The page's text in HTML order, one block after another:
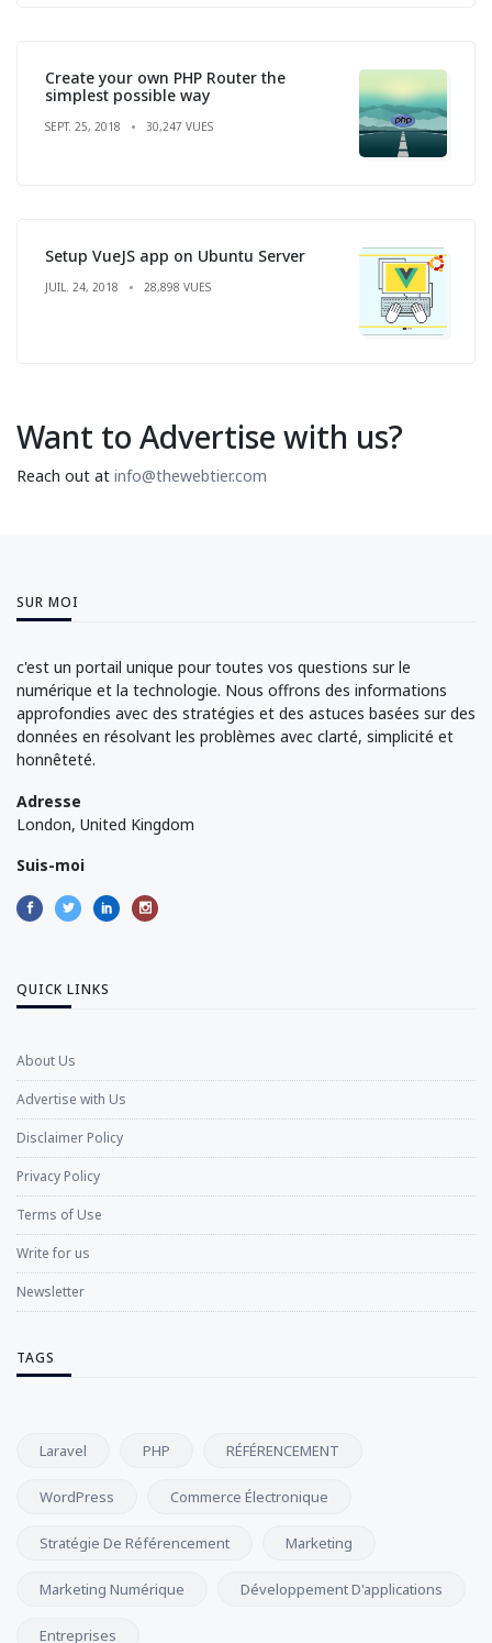
Create your own PHP Router the
simplest possible way
SEPT. 25, 2018 30,247 VUES
Setup VueJS app on Ubuntu Server
JUIL. 24, 2018 28,898 VUES
Want to Advertise with us?
Reach out at info@thewebtier.com
SUR MOI
c'est un portail unique pour toutes vos questions sur le
numérique et la technologie. Nous offrons des informations
approfondies avec des stratégies et des astuces basées sur des
données en résolvant les problèmes avec clarté, simplicité et
honnêteté.
Adresse
London, United Kingdom
Suis-moi
QUICK LINKS
About Us
Advertise with Us
Disclaimer Policy
Privacy Policy
Terms of Use
Write for us
Newsletter
TAGS
Laravel PHP RÉFÉRENCEMENT
WordPress Commerce Électronique
Stratégie De Référencement Marketing
Marketing Numérique Développement D'applications
Entreprises